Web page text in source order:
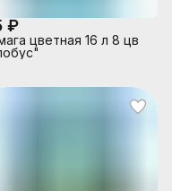
₽
цветная 16 л 8 цв